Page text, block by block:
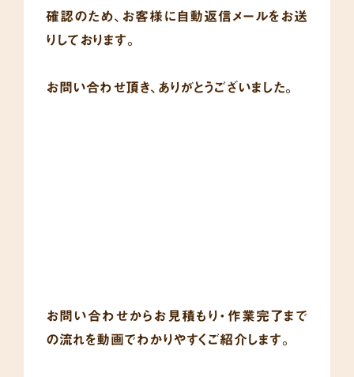
確認のため、お客様に自動返信メールをお送
りしております。
お問い合わせ頂き、ありがとうございました。
お問い合わせからお見積もり・作業完了まで
の流れを動画でわかりやすくご紹介します。